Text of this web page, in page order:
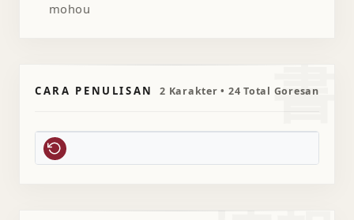
mohou
書
CARA PENULISAN 2 Karakter • 24 Total Goresan